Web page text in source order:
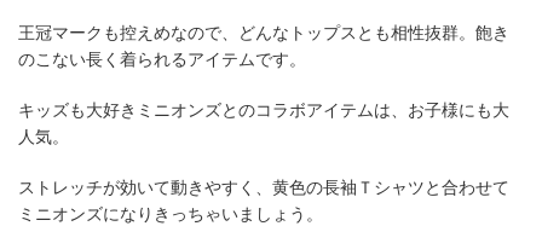
王冠マークも控えめなので、どんなトップスとも相性抜群。飽き
のこない長く着られるアイテムです。
キッズも大好きミニオンズとのコラボアイテムは、お子様にも大
人気。
ストレッチが効いて動きやすく、黄色の長袖Ｔシャツと合わせて
ミニオンズになりきっちゃいましょう。